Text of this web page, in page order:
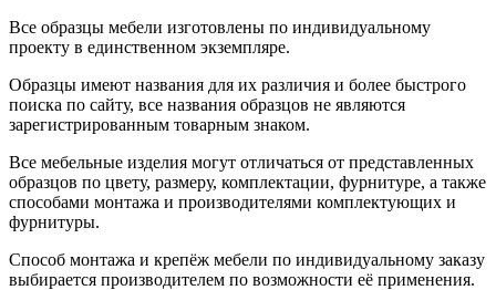
Все образцы мебели изготовлены по индивидуальному
проекту в единственном экземпляре.
Образцы имеют названия для их различия и более быстрого
поиска по сайту, все названия образцов не являются
зарегистрированным товарным знаком.
Все мебельные изделия могут отличаться от представленных
образцов по цвету, размеру, комплектации, фурнитуре, а также
способами монтажа и производителями комплектующих и
фурнитуры.
Способ монтажа и крепёж мебели по индивидуальному заказу
выбирается производителем по возможности её применения.